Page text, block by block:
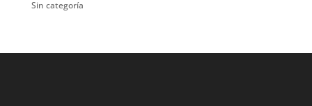
Sin categoría